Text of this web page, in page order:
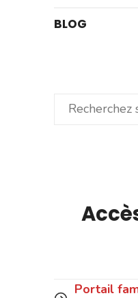
BLOG
Rechercher
Portail